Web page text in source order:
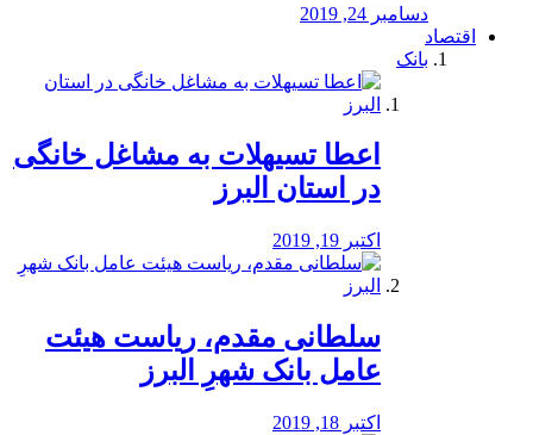
دسامبر 24, 2019
اقتصاد
بانک
️اعطا تسیهلات به مشاغل خانگی
در استان البرز
اکتبر 19, 2019
سلطانی مقدم، ریاست هیئت
عامل بانک شهرِ البرز
اکتبر 18, 2019